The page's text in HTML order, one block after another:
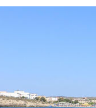
Media